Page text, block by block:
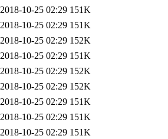
2018-10-25 02:29 151K
2018-10-25 02:29 151K
2018-10-25 02:29 152K
2018-10-25 02:29 151K
2018-10-25 02:29 152K
2018-10-25 02:29 152K
2018-10-25 02:29 151K
2018-10-25 02:29 151K
2018-10-25 02:29 151K